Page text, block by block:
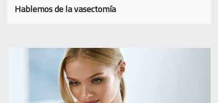
Hablemos de la vasectomía